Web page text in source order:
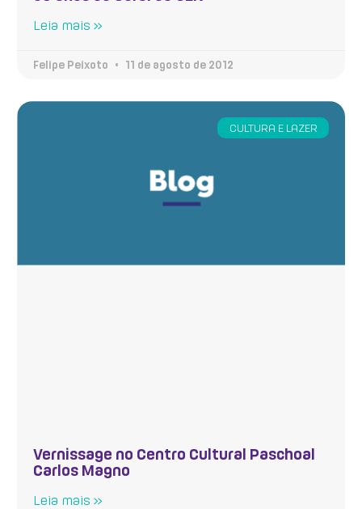
Leia mais »
Felipe Peixoto 11 de agosto de 2012
CULTURA E LAZER
Vernissage no Centro Cultural Paschoal
Carlos Magno
Leia mais »